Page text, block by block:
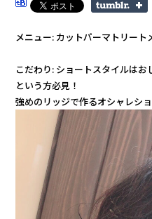
メニュー: カットパーマトリート
こだわり: ショートスタイルはお
という方必見！
強めのリッジで作るオシャレショ